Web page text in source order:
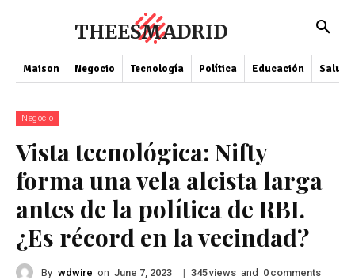
THEESMADRID
Maison Negocio Tecnología Política Educación Salud
Negocio
Vista tecnológica: Nifty
forma una vela alcista larga
antes de la política de RBI.
¿Es récord en la vecindad?
By wdwire on June 7, 2023 | 345views and 0 comments